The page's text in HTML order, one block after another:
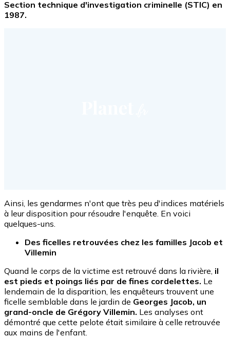
Section technique d'investigation criminelle (STIC) en
1987.
Ainsi, les gendarmes n'ont que très peu d'indices matériels
à leur disposition pour résoudre l'enquête. En voici
quelques-uns.
Des ficelles retrouvées chez les familles Jacob et
Villemin
Quand le corps de la victime est retrouvé dans la rivière, il
est pieds et poings liés par de fines cordelettes. Le
lendemain de la disparition, les enquêteurs trouvent une
ficelle semblable dans le jardin de Georges Jacob, un
grand-oncle de Grégory Villemin. Les analyses ont
démontré que cette pelote était similaire à celle retrouvée
aux mains de l'enfant.